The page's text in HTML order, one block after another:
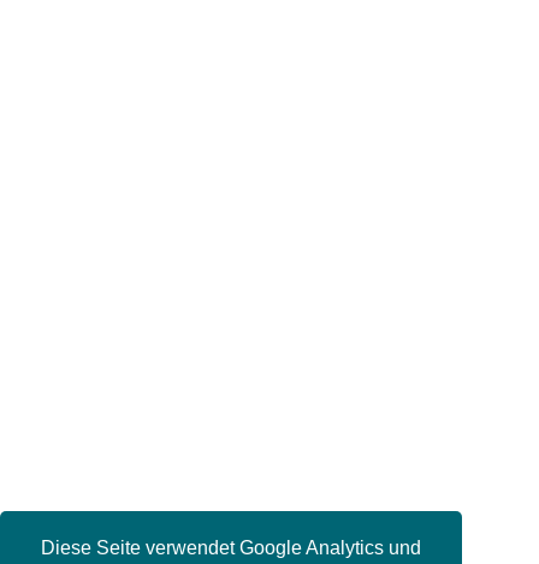
Diese Seite verwendet Google Analytics und